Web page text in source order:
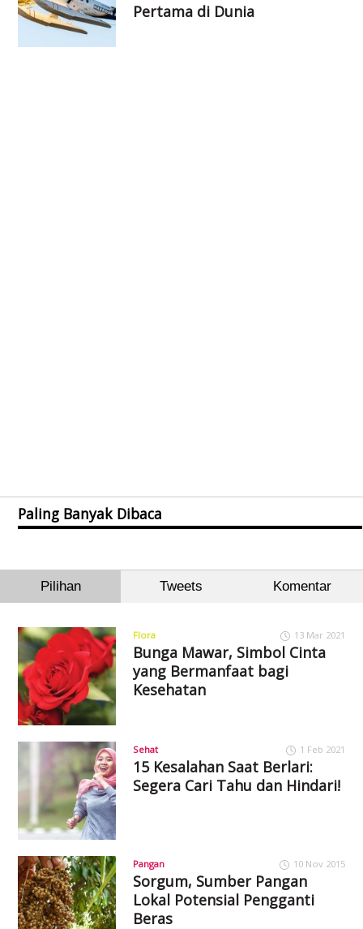
Pertama di Dunia
Paling Banyak Dibaca
Pilihan Tweets Komentar
Flora 13 Mar 2021
Bunga Mawar, Simbol Cinta
yang Bermanfaat bagi
Kesehatan
Sehat 1 Feb 2021
15 Kesalahan Saat Berlari:
Segera Cari Tahu dan Hindari!
Pangan 10 Nov 2015
Sorgum, Sumber Pangan
Lokal Potensial Pengganti
Beras